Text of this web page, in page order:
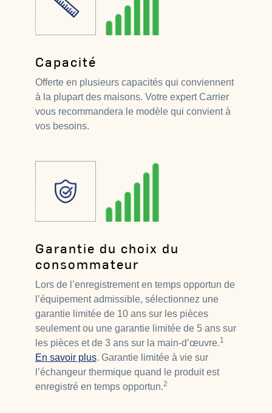
Capacité
Offerte en plusieurs capacités qui conviennent
à la plupart des maisons. Votre expert Carrier
vous recommandera le modèle qui convient à
vos besoins.
Garantie du choix du
consommateur
Lors de l’enregistrement en temps opportun de
l’équipement admissible, sélectionnez une
garantie limitée de 10 ans sur les pièces
seulement ou une garantie limitée de 5 ans sur
les pièces et de 3 ans sur la main-d’œuvre.1
En savoir plus. Garantie limitée à vie sur
l’échangeur thermique quand le produit est
enregistré en temps opportun.2